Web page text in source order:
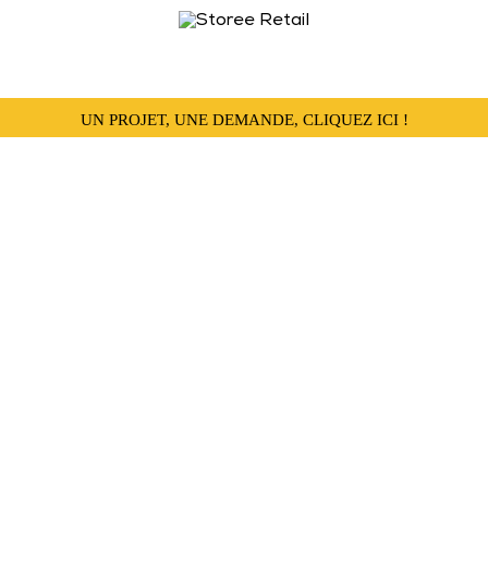
UN PROJET, UNE DEMANDE, CLIQUEZ ICI !